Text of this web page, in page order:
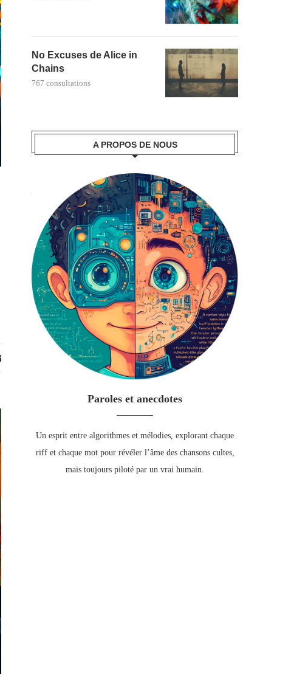
No Excuses de Alice in
Chains
767 consultations
A PROPOS DE NOUS
Paroles et anecdotes
Un esprit entre algorithmes et mélodies, explorant chaque
riff et chaque mot pour révéler l’âme des chansons cultes,
mais toujours piloté par un vrai humain.